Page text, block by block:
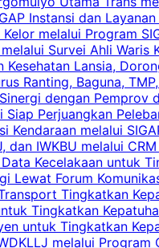
Instansi dan
melalui Program
Survei Ahli Waris
Lansia,
Ranting, Baguna,
dengan Pemprov
Perjuangkan
melalui
dan IWKBU melalui
Kecelakaan untuk
Lewat Forum
Tingkatkan
Tingkatkan
untuk Tingkatkan
melalui Program